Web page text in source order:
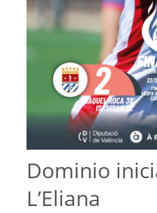
Dominio
L’Eliana